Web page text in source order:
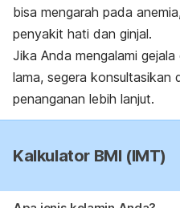
bisa mengarah pada
penyakit hati dan ginjal.
Jika Anda mengalami
lama, segera konsultasikan
penanganan lebih lanjut.
Kalkulator BMI (IMT)